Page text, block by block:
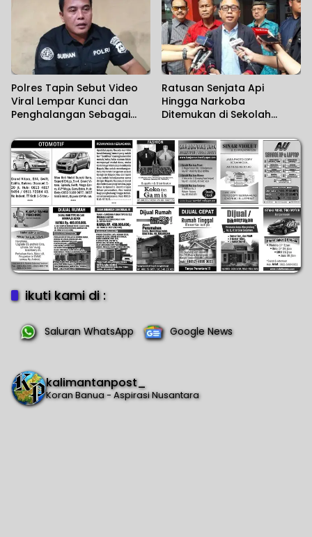
Polres Tapin Sebut Video
Viral Lempar Kunci dan
Penghalangan Sebagai
Ratusan Senjata Api
Hingga Narkoba
Ditemukan di Sekolah
ikuti kami di :
Saluran WhatsApp Google News
kalimantanpost_
Koran Banua - Aspirasi Nusantara